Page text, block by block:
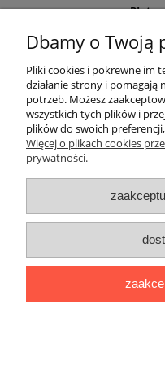
Dbamy o Twoją
Pliki cookies i pokrewne im
działanie strony i
potrzeb. Możesz
wszystkich tych plików i
plików do swoich
Więcej o plikach cookies
prywatności.